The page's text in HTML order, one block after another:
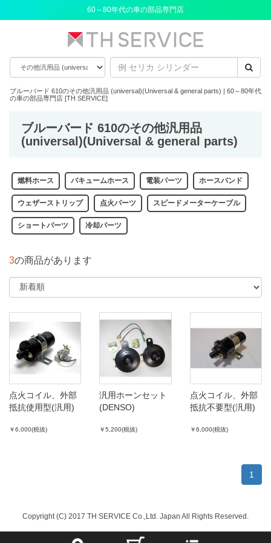
60～80年代の車の部品専門店
ブルーバード 610のその他汎用品 (universal)(Universal & general parts) | 60～80年代
の車の部品専門店 [TH SERVICE]
ブルーバード 610のその他汎用品
(universal)(Universal & general parts)
燃料ホース バキュームホース 電装パーツ ホースバンド
ウェザーストリップ 点火パーツ スピードメーターケーブル
ショートパーツ 冷却パーツ
3の商品があります
点火コイル、外部
抵抗使用型(汎用)
￥6,000(税抜)
汎用ホーンセット
(DENSO)
￥5,200(税抜)
点火コイル、外部
抵抗不要型(汎用)
￥6,000(税抜)
1
Copyright (C) 2017 TH SERVICE Co.,Ltd. Japan All Rights Reserved.